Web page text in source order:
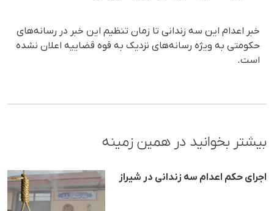
خبر اعدام این سه زندانی تا زمان تنظیم این خبر در رسانه‌های
حکومتی به ویژه رسانه‌های نزدیک به قوه قضاییه اعلان نشده
است.
بیشتر بخوانید در همین زمینه
اجرای حکم اعدام سه زندانی در شیراز